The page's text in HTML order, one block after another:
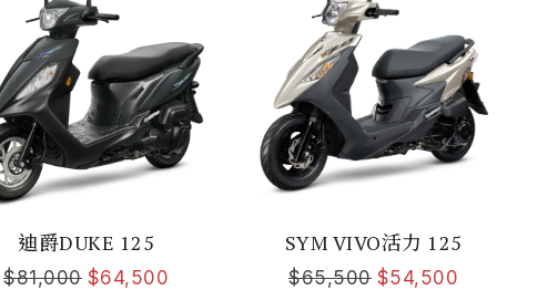
迪爵DUKE 125
$81,000 $64,500
SYM VIVO活力 125
$65,500 $54,500